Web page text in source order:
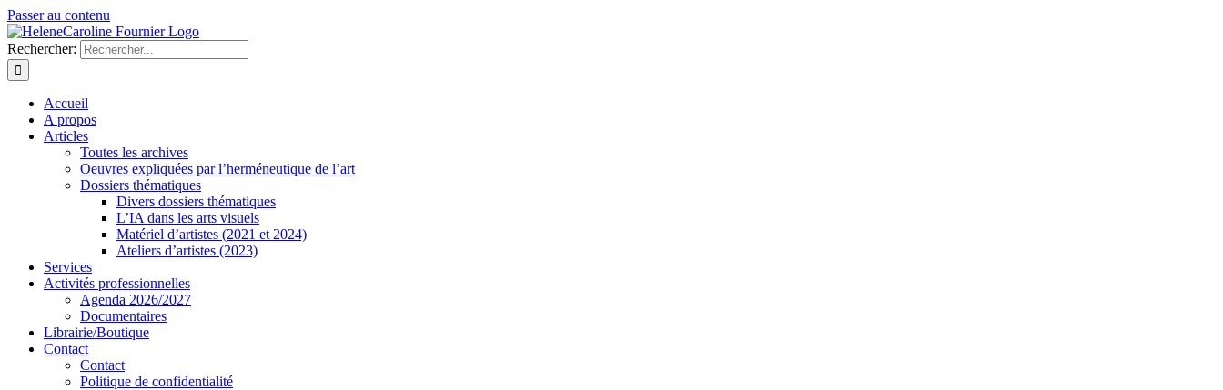
Passer au contenu
Rechercher:
Accueil
A propos
Articles
Toutes les archives
Oeuvres expliquées par l’herméneutique de l’art
Dossiers thématiques
Divers dossiers thématiques
L’IA dans les arts visuels
Matériel d’artistes (2021 et 2024)
Ateliers d’artistes (2023)
Services
Activités professionnelles
Agenda 2026/2027
Documentaires
Librairie/Boutique
Contact
Contact
Politique de confidentialité